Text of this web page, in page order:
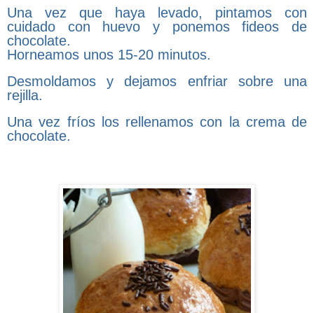
Una vez que haya levado, pintamos con
cuidado con huevo y ponemos fideos de
chocolate.
Horneamos unos 15-20 minutos.
Desmoldamos y dejamos enfriar sobre una
rejilla.
Una vez fríos los rellenamos con la crema de
chocolate.